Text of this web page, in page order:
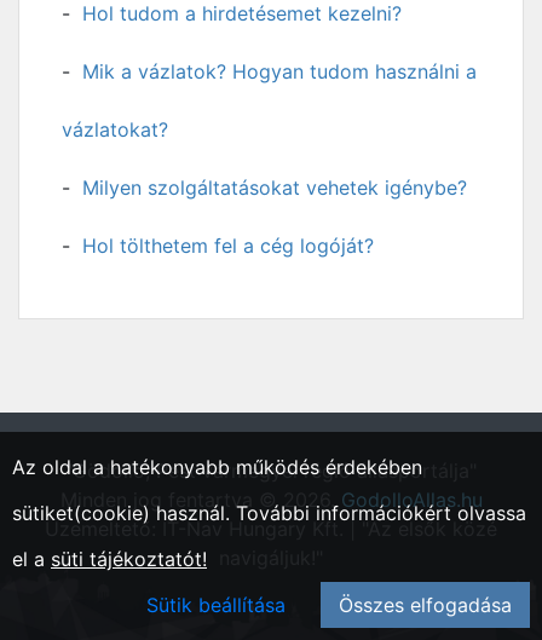
Hol tudom a hirdetésemet kezelni?
Mik a vázlatok? Hogyan tudom használni a
vázlatokat?
Milyen szolgáltatásokat vehetek igénybe?
Hol tölthetem fel a cég logóját?
"Gödöllő, Pest vármegyei régió állásportálja"
Minden jog fentartva © 2026.GodolloAllas.hu
Üzemeltető: IT-Nav Hungary Kft. | "Az elsők közé
Az oldal a hatékonyabb működés érdekében
sütiket(cookie) használ. További információkért olvassa
el a süti tájékoztatót!
Sütik beállítása
Összes elfogadása